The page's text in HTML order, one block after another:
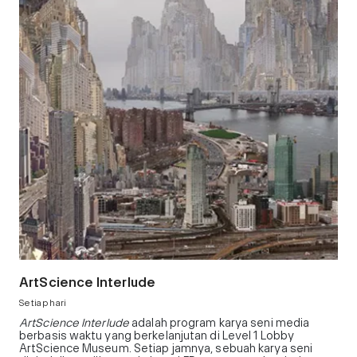
ArtScience Interlude
Setiap hari
ArtScience Interlude adalah program karya seni media
berbasis waktu yang berkelanjutan di Level 1 Lobby
ArtScience Museum. Setiap jamnya, sebuah karya seni